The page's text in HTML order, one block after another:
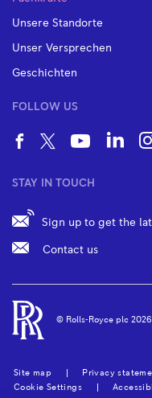
Unsere Standorte
Unser Versprechen
Geschichten
FOLLOW US
STAY IN TOUCH
Sign up to get the
Contact us
© Rolls‑Royce plc 2026
Site map Privacy
Cookie Settings